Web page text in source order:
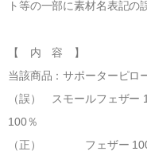
イワタ製品の特徴
「安心安全」の品質
世界に誇る清潔度
有害物質の検査
お手入れ方法
メンテナンス・サービス
羽毛ふとんお仕立て直し
UMO
寝具のお仕立て直し
インフォメーション
ト等の一部に素材名表記の
【 内 容 】
当該商品：サポーターピロ
（誤） スモールフェザ
100％
（正） フェザー